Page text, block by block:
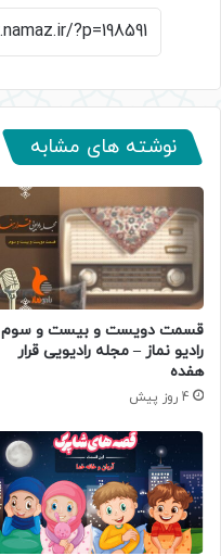
نوشته های مشابه
قسمت دویست و بیست و سوم
رادیو نماز – مجله رادیویی قرار
هفده
4 روز پیش